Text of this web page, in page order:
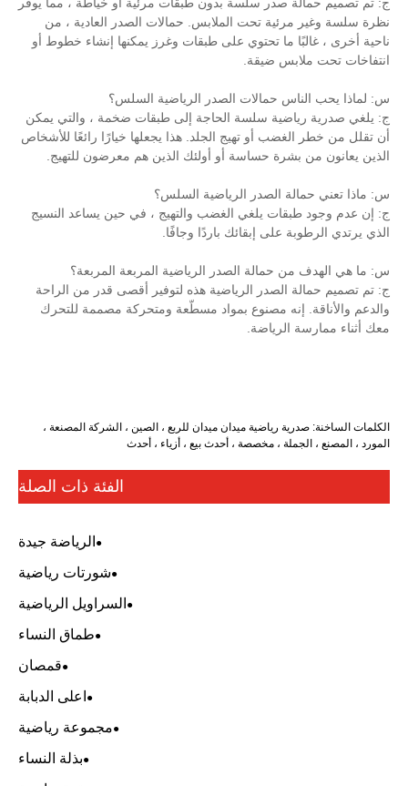
تحت الملابس. حمالات الصدر العادية ، من
تحتوي على طبقات وغرز يمكنها إنشاء خطوط أو
ضيقة.
الصدر الرياضية السلس؟
سلسة الحاجة إلى طبقات ضخمة ، والتي يمكن
أو تهيج الجلد. هذا يجعلها خيارًا رائعًا للأشخاص
حساسة أو أولئك الذين هم معرضون للتهيج.
الرياضية السلس؟
يلغي الغضب والتهيج ، في حين يساعد النسيج
إبقائك باردًا وجافًا.
الصدر الرياضية المربعة المربعة؟
الرياضية هذه لتوفير أقصى قدر من الراحة
مصنوع بمواد مسطّعة ومتحركة مصممة للتحرك
ميدان ميدان للربع ، الصين ، الشركة المصنعة ،
، مخصصة ، أحدث بيع ، أزياء ، أحدث